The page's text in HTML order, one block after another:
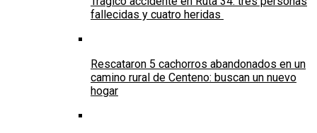
fallecidas y cuatro heridas
Rescataron 5 cachorros abandonados en un
camino rural de Centeno: buscan un nuevo
hogar